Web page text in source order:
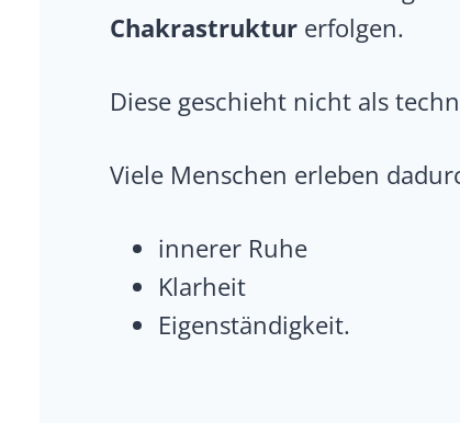
Chakrastruktur erfolgen.
Diese geschieht nicht als
Viele Menschen erleben
innerer Ruhe
Klarheit
Eigenständigkeit.